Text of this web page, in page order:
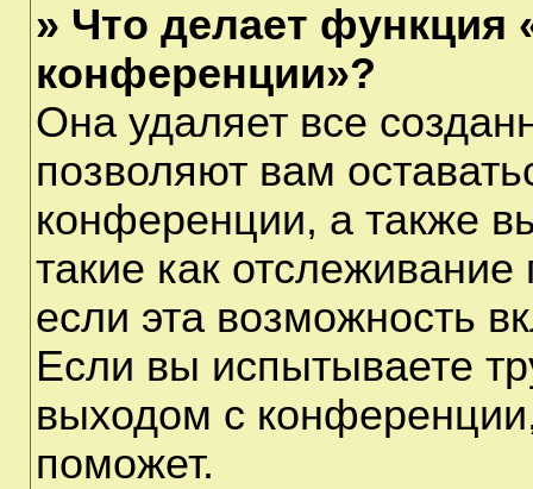
» Что делает функция
конференции»?
Она удаляет все
позволяют вам
конференции, а также
такие как
если эта возможность
Если вы испытываете
выходом с
поможет.